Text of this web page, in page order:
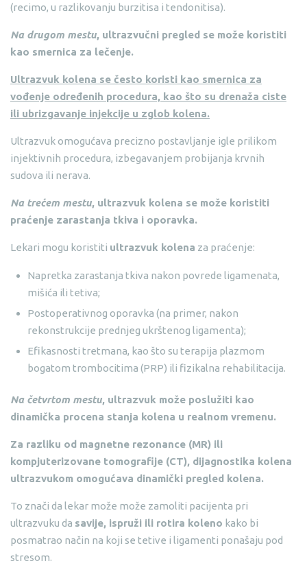
(recimo, u razlikovanju burzitisa i tendonitisa).
Na drugom mestu, ultrazvučni pregled se može koristiti
kao smernica za lečenje.
Ultrazvuk kolena se često koristi kao smernica za
vođenje određenih procedura, kao što su drenaža ciste
ili ubrizgavanje injekcije u zglob kolena.
Ultrazvuk omogućava precizno postavljanje igle prilikom
injektivnih procedura, izbegavanjem probijanja krvnih
sudova ili nerava.
Na trećem mestu, ultrazvuk kolena se može koristiti
praćenje zarastanja tkiva i oporavka.
Lekari mogu koristiti ultrazvuk kolena za praćenje:
Napretka zarastanja tkiva nakon povrede ligamenata,
mišića ili tetiva;
Postoperativnog oporavka (na primer, nakon
rekonstrukcije prednjeg ukrštenog ligamenta);
Efikasnosti tretmana, kao što su terapija plazmom
bogatom trombocitima (PRP) ili fizikalna rehabilitacija.
Na četvrtom mestu, ultrazvuk može poslužiti kao
dinamička procena stanja kolena u realnom vremenu.
Za razliku od magnetne rezonance (MR) ili
kompjuterizovane tomografije (CT), dijagnostika kolena
ultrazvukom omogućava dinamički pregled kolena.
To znači da lekar može može zamoliti pacijenta pri
ultrazvuku da savije, ispruži ili rotira koleno kako bi
posmatrao način na koji se tetive i ligamenti ponašaju pod
stresom.